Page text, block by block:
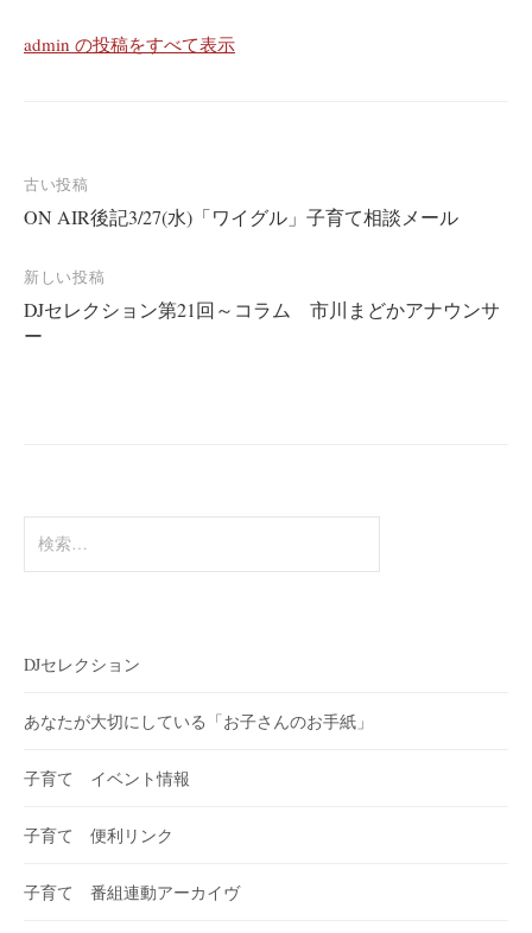
admin の投稿をすべて表示
投
稿
ナ
ビ
ゲ
古い投稿
ON AIR後記3/27(水)「ワイグル」子育て相談メール
新しい投稿
DJセレクション第21回～コラム 市川まどかアナウンサ
ー
索:
DJセレクション
あなたが大切にしている「お子さんのお手紙」
子育て イベント情報
子育て 便利リンク
子育て 番組連動アーカイヴ